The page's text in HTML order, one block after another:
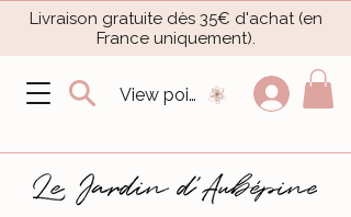
Livraison gratuite dès 35€ d'achat (en
France uniquement).​
View points